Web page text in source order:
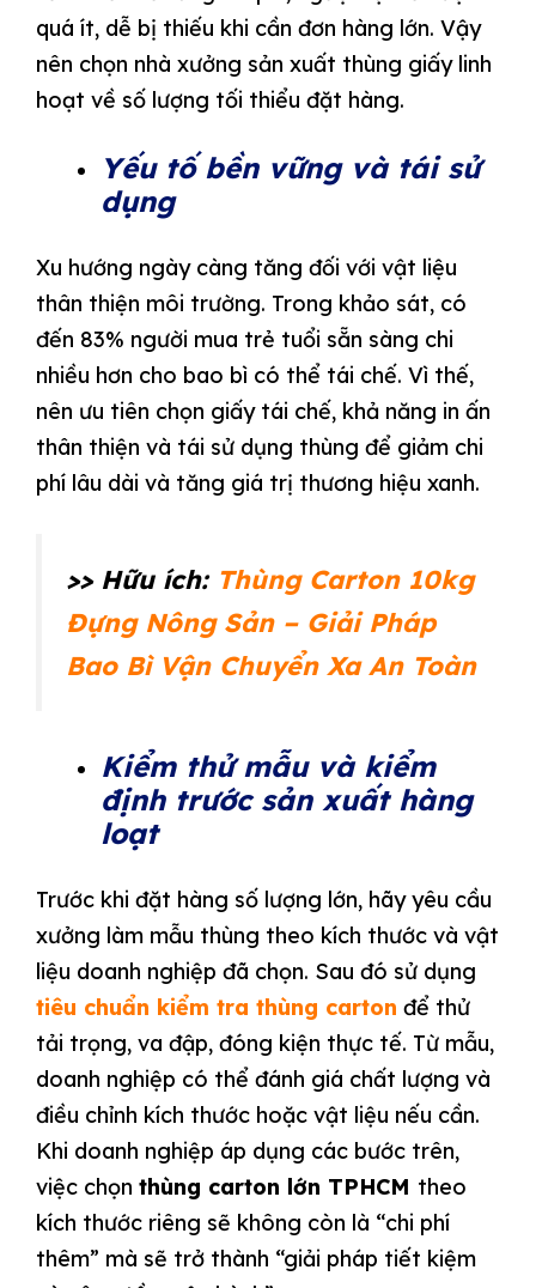
quá ít, dễ bị thiếu khi cần đơn hàng lớn. Vậy
nên chọn nhà xưởng sản xuất thùng giấy linh
hoạt về số lượng tối thiểu đặt hàng.
Yếu tố bền vững và tái sử
dụng
Xu hướng ngày càng tăng đối với vật liệu
thân thiện môi trường. Trong khảo sát, có
đến 83% người mua trẻ tuổi sẵn sàng chi
nhiều hơn cho bao bì có thể tái chế. Vì thế,
nên ưu tiên chọn giấy tái chế, khả năng in ấn
thân thiện và tái sử dụng thùng để giảm chi
phí lâu dài và tăng giá trị thương hiệu xanh.
>> Hữu ích: Thùng Carton 10kg
Đựng Nông Sản – Giải Pháp
Bao Bì Vận Chuyển Xa An Toàn
Kiểm thử mẫu và kiểm
định trước sản xuất hàng
loạt
Trước khi đặt hàng số lượng lớn, hãy yêu cầu
xưởng làm mẫu thùng theo kích thước và vật
liệu doanh nghiệp đã chọn. Sau đó sử dụng
tiêu chuẩn kiểm tra thùng carton để thử
tải trọng, va đập, đóng kiện thực tế. Từ mẫu,
doanh nghiệp có thể đánh giá chất lượng và
điều chỉnh kích thước hoặc vật liệu nếu cần.
Khi doanh nghiệp áp dụng các bước trên,
việc chọn thùng carton lớn TPHCM theo
kích thước riêng sẽ không còn là “chi phí
thêm” mà sẽ trở thành “giải pháp tiết kiệm